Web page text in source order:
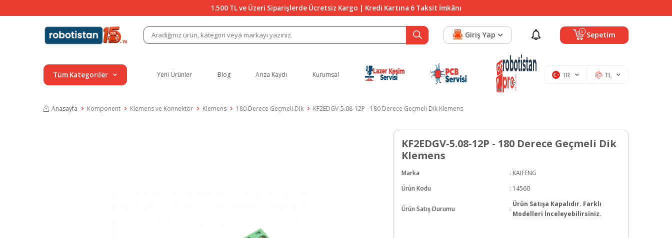
1.500 TL ve Üzeri Siparişlerde Ücretsiz Kargo | Kredi Kartına 6 Taksit İmkânı
0 Sepetim
Giriş Yap
Tüm Kategoriler Yeni Ürünler Blog Arıza Kaydı Kurumsal TR TL
Anasayfa Komponent Klemens ve Konnektör Klemens 180 Derece Geçmeli Dik KF2EDGV-5.08-12P - 180 Derece Geçmeli Dik Klemens
KF2EDGV-5.08-12P - 180 Derece Geçmeli Dik
Klemens
Marka : KAIFENG
Ürün Kodu
: 14560
Ürün Satış Durumu :
Ürün Satışa Kapalıdır. Farklı
Modelleri İnceleyebilirsiniz.